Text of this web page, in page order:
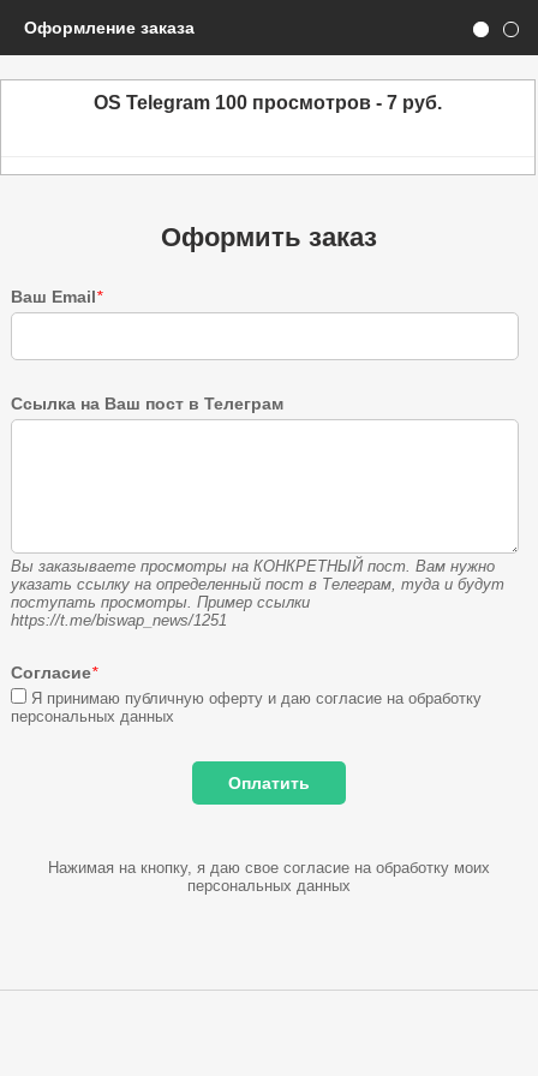
Оформление заказа
Оформить заказ
Ваш Email*
Ссылка на Ваш пост в Телеграм
Вы заказываете просмотры на КОНКРЕТНЫЙ пост. Вам нужно
указать ссылку на определенный пост в Телеграм, туда и будут
поступать просмотры. Пример ссылки
https://t.me/biswap_news/1251
Согласие*
Я принимаю публичную оферту и даю согласие на обработку
персональных данных
Нажимая на кнопку, я даю свое согласие на обработку моих
персональных данных
OS Telegram 100 просмотров - 7 руб.